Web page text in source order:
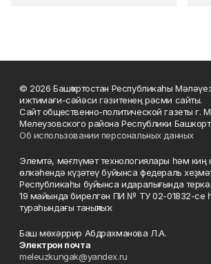
© 2026 Башҡортостан Республикаһы
ижтимағи-сәйәси гәзитенең рәсми сайты.
Сайт общественно-политической газеты г.
Мелеузовского района Республики
Об использовании персональных данных
Элемтә, мәғлүмәт технологиялары һәм киң
өлкәһендә күҙәтеү буйынса федераль
Республикаһы буйынса идаралығында
19 майында бирелгән ПИ № ТУ 02-01832-се
тураһындағы таныҡлыҡ.
Баш мөхәррир Абдрахманова Л.А.
Электрон почта
meleuzkungak@yandex.ru